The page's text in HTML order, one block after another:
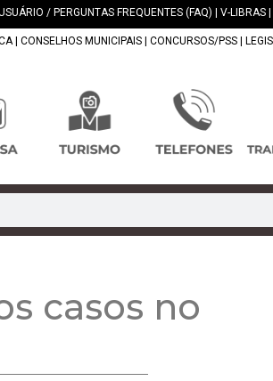
/ PERGUNTAS FREQUENTES (FAQ) V-LIBRAS
| CONSELHOS MUNICIPAIS CONCURSOS/PSS
casos no